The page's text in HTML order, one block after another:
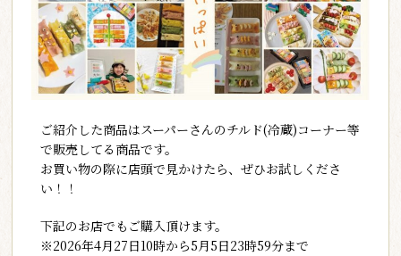
ご紹介した商品はスーパーさんのチルド(冷蔵)コーナー等
で販売してる商品です。
お買い物の際に店頭で見かけたら、ぜひお試しくださ
い！！
下記のお店でもご購入頂けます。
※2026年4月27日10時から5月5日23時59分まで